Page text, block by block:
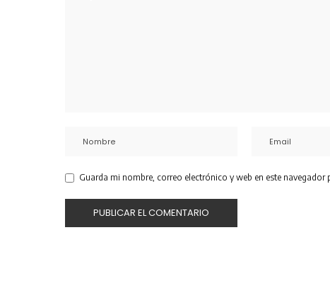
Guarda mi nombre, correo electrónico y web en este navegador